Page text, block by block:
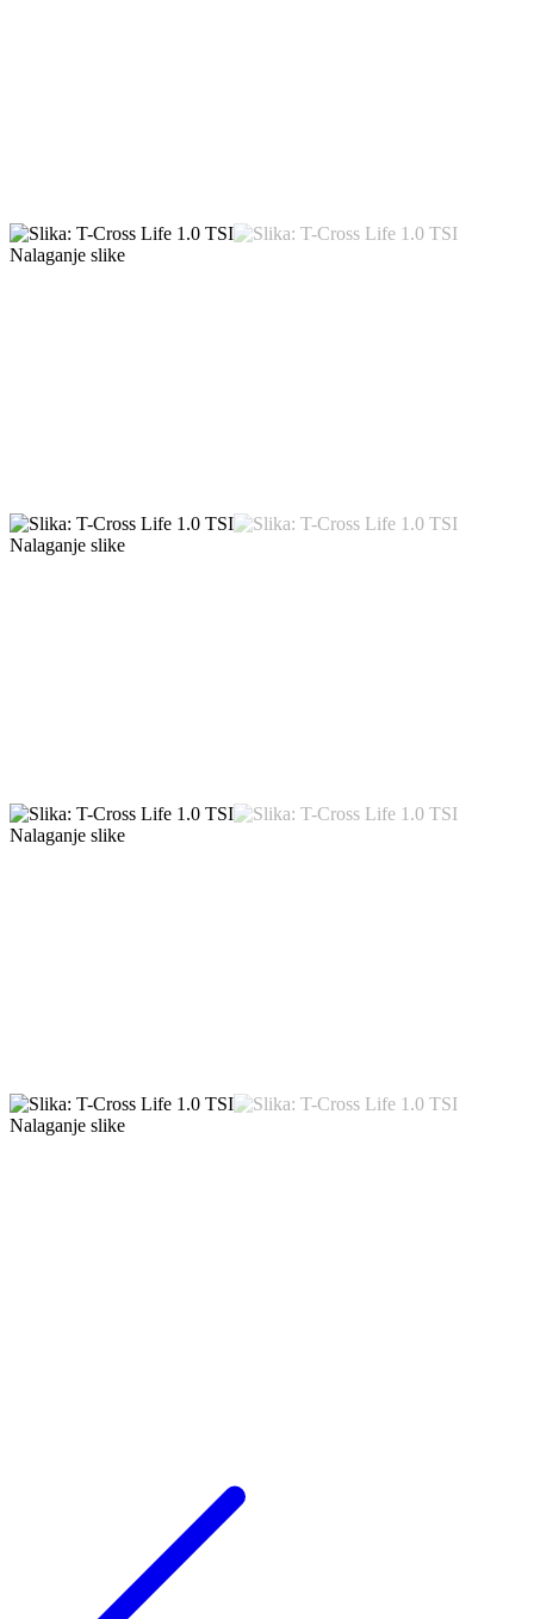
Nalaganje slike
Nalaganje slike
Nalaganje slike
Nalaganje slike